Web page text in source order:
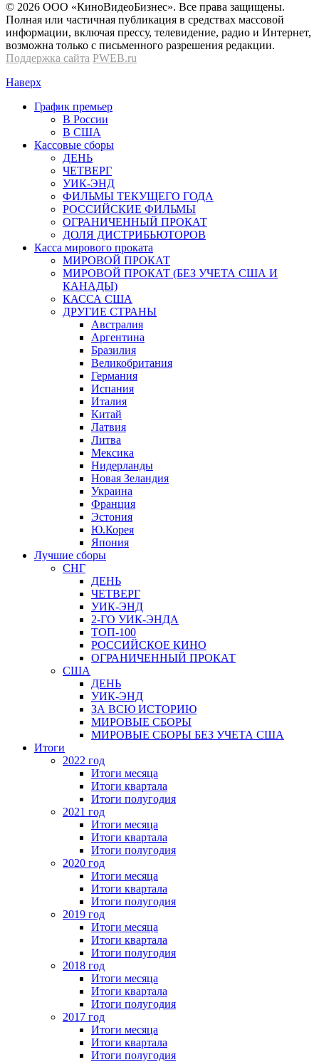
© 2026 OOО «КиноВидеоБизнес». Все права защищены.
Полная или частичная публикация в средствах массовой
информации, включая прессу, телевидение, радио и Интернет,
возможна только с письменного разрешения редакции.
Поддержка сайта PWEB.ru
Наверх
График премьер
В России
В США
Кассовые сборы
ДЕНЬ
ЧЕТВЕРГ
УИК-ЭНД
ФИЛЬМЫ ТЕКУЩЕГО ГОДА
РОССИЙСКИЕ ФИЛЬМЫ
ОГРАНИЧЕННЫЙ ПРОКАТ
ДОЛЯ ДИСТРИБЬЮТОРОВ
Касса мирового проката
МИРОВОЙ ПРОКАТ
МИРОВОЙ ПРОКАТ (БЕЗ УЧЕТА США И
КАНАДЫ)
КАССА США
ДРУГИЕ СТРАНЫ
Австралия
Аргентина
Бразилия
Великобритания
Германия
Испания
Италия
Китай
Латвия
Литва
Мексика
Нидерланды
Новая Зеландия
Украина
Франция
Эстония
Ю.Корея
Япония
Лучшие сборы
СНГ
ДЕНЬ
ЧЕТВЕРГ
УИК-ЭНД
2-ГО УИК-ЭНДА
ТОП-100
РОССИЙСКОЕ КИНО
ОГРАНИЧЕННЫЙ ПРОКАТ
США
ДЕНЬ
УИК-ЭНД
ЗА ВСЮ ИСТОРИЮ
МИРОВЫЕ СБОРЫ
МИРОВЫЕ СБОРЫ БЕЗ УЧЕТА США
Итоги
2022 год
Итоги месяца
Итоги квартала
Итоги полугодия
2021 год
Итоги месяца
Итоги квартала
Итоги полугодия
2020 год
Итоги месяца
Итоги квартала
Итоги полугодия
2019 год
Итоги месяца
Итоги квартала
Итоги полугодия
2018 год
Итоги месяца
Итоги квартала
Итоги полугодия
2017 год
Итоги месяца
Итоги квартала
Итоги полугодия